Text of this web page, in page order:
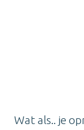
Wat als.. je